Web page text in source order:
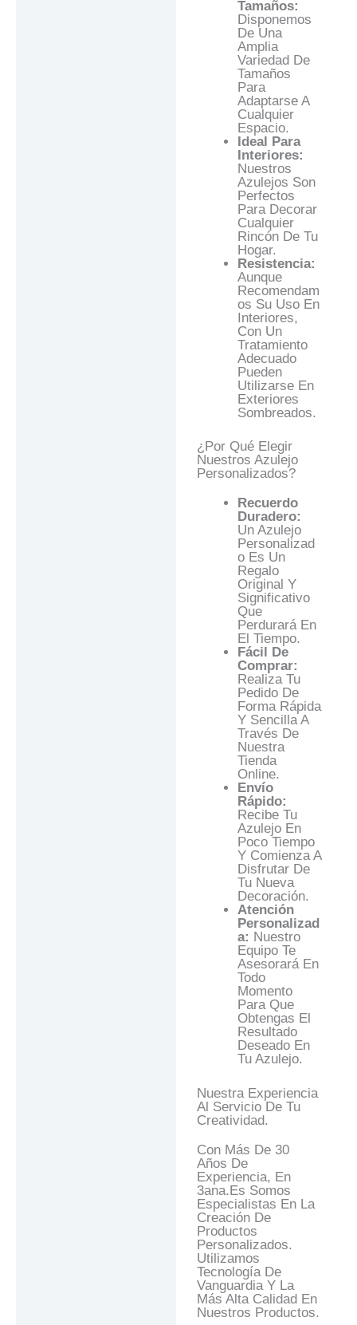
Tamaños:
Disponemos
De Una
Amplia
Variedad De
Tamaños
Para
Adaptarse A
Cualquier
Espacio.
Ideal Para
Interiores:
Nuestros
Azulejos Son
Perfectos
Para Decorar
Cualquier
Rincón De Tu
Hogar.
Resistencia:
Aunque
Recomendam
Os Su Uso En
Interiores,
Con Un
Tratamiento
Adecuado
Pueden
Utilizarse En
Exteriores
Sombreados.
¿Por Qué Elegir
Nuestros Azulejo
Personalizados?
Recuerdo
Duradero:
Un Azulejo
Personalizad
O Es Un
Regalo
Original Y
Significativo
Que
Perdurará En
El Tiempo.
Fácil De
Comprar:
Realiza Tu
Pedido De
Forma Rápida
Y Sencilla A
Través De
Nuestra
Tienda
Online.
Envío
Rápido:
Recibe Tu
Azulejo En
Poco Tiempo
Y Comienza A
Disfrutar De
Tu Nueva
Decoración.
Atención
Personalizad
A: Nuestro
Equipo Te
Asesorará En
Todo
Momento
Para Que
Obtengas El
Resultado
Deseado En
Tu Azulejo.
Nuestra Experiencia
Al Servicio De Tu
Creatividad.
Con Más De 30
Años De
Experiencia, En
3ana.es Somos
Especialistas En La
Creación De
Productos
Personalizados.
Utilizamos
Tecnología De
Vanguardia Y La
Más Alta Calidad En
Nuestros Productos.